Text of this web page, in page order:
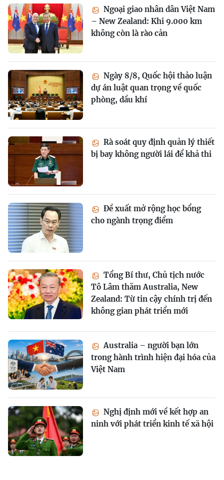
Ngoại giao nhân dân Việt Nam
– New Zealand: Khi 9.000 km
không còn là rào cản
Ngày 8/8, Quốc hội thảo luận
dự án luật quan trọng về quốc
phòng, dầu khí
Rà soát quy định quản lý thiết
bị bay không người lái để khả thi
Đề xuất mở rộng học bổng
cho ngành trọng điểm
Tổng Bí thư, Chủ tịch nước
Tô Lâm thăm Australia, New
Zealand: Từ tin cậy chính trị đến
không gian phát triển mới
Australia – người bạn lớn
trong hành trình hiện đại hóa của
Việt Nam
Nghị định mới về kết hợp an
ninh với phát triển kinh tế xã hội